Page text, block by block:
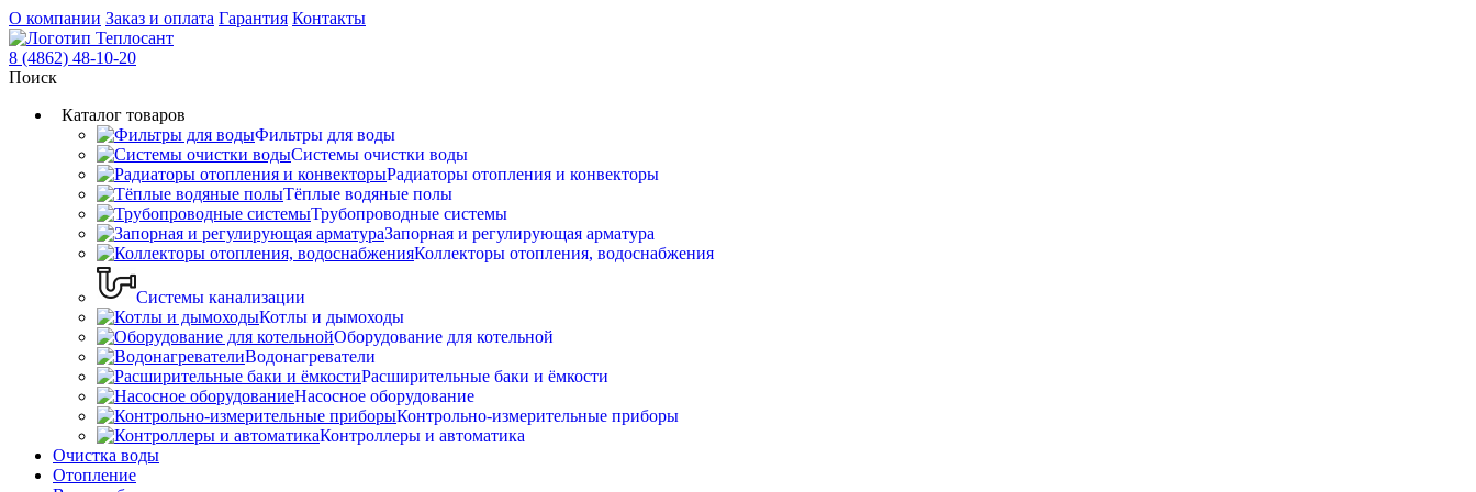
О компании Заказ и оплата Гарантия Контакты
8 (4862) 48-10-20
Поиск
Каталог товаров
Фильтры для воды
Системы очистки воды
Радиаторы отопления и конвекторы
Тёплые водяные полы
Трубопроводные системы
Запорная и регулирующая арматура
Коллекторы отопления, водоснабжения
Системы канализации
Котлы и дымоходы
Оборудование для котельной
Водонагреватели
Расширительные баки и ёмкости
Насосное оборудование
Контрольно-измерительные приборы
Контроллеры и автоматика
Очистка воды
Отопление